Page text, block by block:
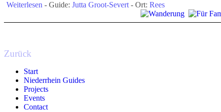
Weiterlesen - Guide: Jutta Groot-Severt - Ort: Rees
Zurück
Start
Niederrhein Guides
Projects
Events
Contact